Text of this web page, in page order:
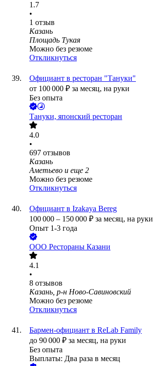
1.7
•
1 отзыв
Казань
Площадь Тукая
Можно без резюме
Откликнуться
Официант в ресторан "Тануки"
от 100 000 ₽ за месяц, на руки
Без опыта
Тануки, японский ресторан
4.0
•
697 отзывов
Казань
Аметьево и еще 2
Можно без резюме
Откликнуться
Официант в Izakaya Bereg
100 000 – 150 000 ₽ за месяц, на руки
Опыт 1-3 года
ООО Рестораны Казани
4.1
•
8 отзывов
Казань, р-н Ново-Савиновский
Можно без резюме
Откликнуться
Бармен-официант в ReLab Family
до 90 000 ₽ за месяц, на руки
Без опыта
Выплаты: Два раза в месяц